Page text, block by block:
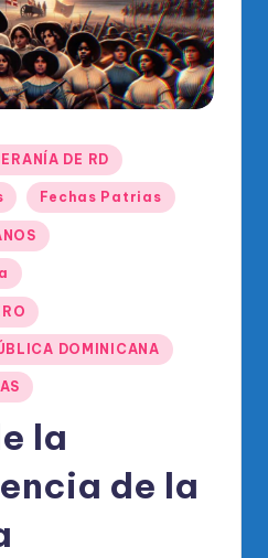
DE RD
Fechas Patrias
DOMINICANA
la
de la